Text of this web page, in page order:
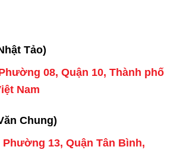
Tảo)
08, Quận 10, Thành phố
Nam
Chung)
Phường 13, Quận Tân Bình,